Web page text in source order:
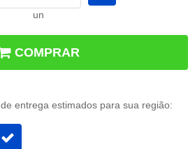
un
COMPRAR
entrega estimados para sua região: